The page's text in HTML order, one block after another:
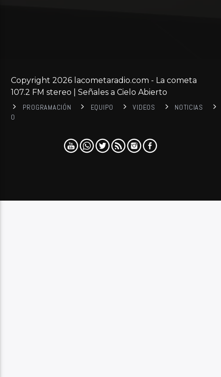
Copyright 2026 lacometaradio.com - La cometa
107.2 FM stereo | Señales a Cielo Abierto
PROGRAMACIÓN EQUIPO VIDEOS
NOTICIAS
0